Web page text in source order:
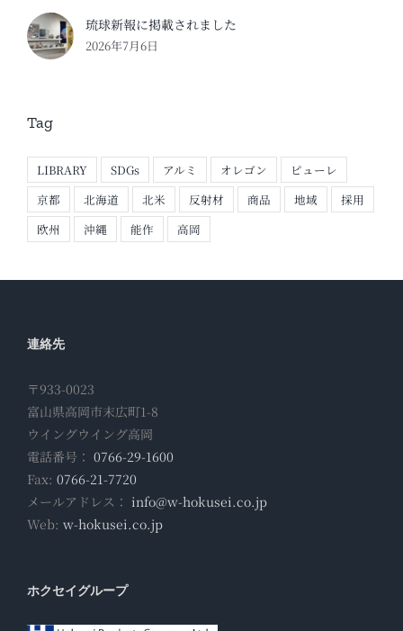
琉球新報に掲載されました
2026年7月6日
Tag
LIBRARY SDGs アルミ オレゴン
ピューレ
京都
北海道 北米 反射材 商品 地域
採用
欧州
沖縄 能作 高岡
連絡先
〒933-0023
富山県高岡市末広町1-8
ウイングウイング高岡
電話番号： 0766-29-1600
Fax: 0766-21-7720
メールアドレス： info@w-hokusei.co.jp
Web: w-hokusei.co.jp
ホクセイグループ